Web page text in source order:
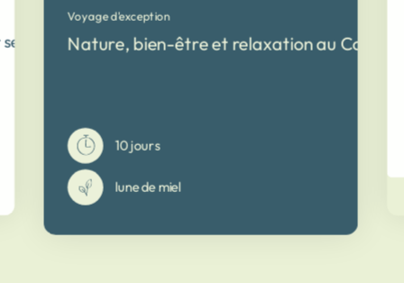
reconnecter à soi-même
Voyage d'exception
Nature, bien-être et relaxation au Costa
10 jours
lune de miel